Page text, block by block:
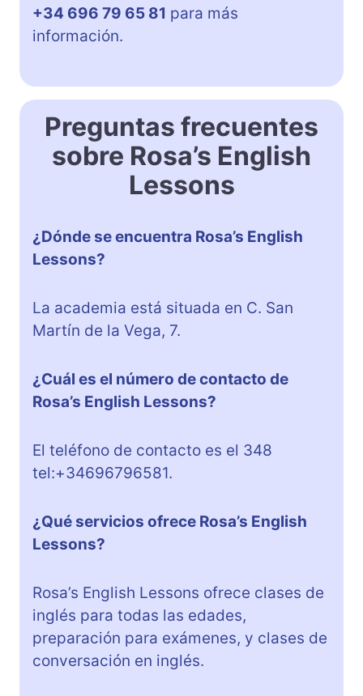
+34 696 79 65 81 para más
información.
Preguntas frecuentes
sobre Rosa’s English
Lessons
¿Dónde se encuentra Rosa’s English
Lessons?
La academia está situada en C. San
Martín de la Vega, 7.
¿Cuál es el número de contacto de
Rosa’s English Lessons?
El teléfono de contacto es el 348
tel:+34696796581.
¿Qué servicios ofrece Rosa’s English
Lessons?
Rosa’s English Lessons ofrece clases de
inglés para todas las edades,
preparación para exámenes, y clases de
conversación en inglés.